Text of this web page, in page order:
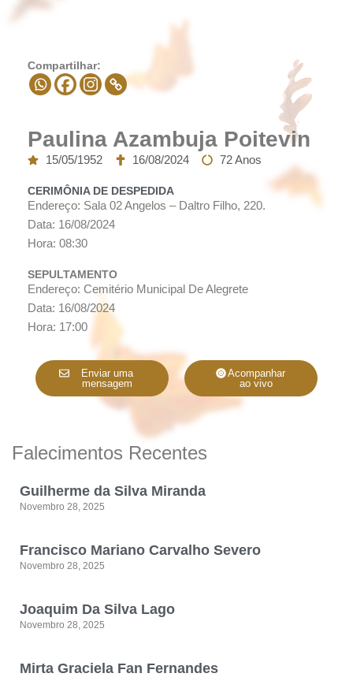
Compartilhar:
Paulina Azambuja Poitevin
15/05/1952 16/08/2024 72 Anos
CERIMÔNIA DE DESPEDIDA
Endereço: Sala 02 Angelos – Daltro Filho, 220.
Data: 16/08/2024
Hora: 08:30
SEPULTAMENTO
Endereço: Cemitério Municipal De Alegrete
Data: 16/08/2024
Hora: 17:00
Enviar uma
mensagem
Acompanhar
ao vivo
Falecimentos Recentes
Guilherme da Silva Miranda
Novembro 28, 2025
Francisco Mariano Carvalho Severo
Novembro 28, 2025
Joaquim Da Silva Lago
Novembro 28, 2025
Mirta Graciela Fan Fernandes